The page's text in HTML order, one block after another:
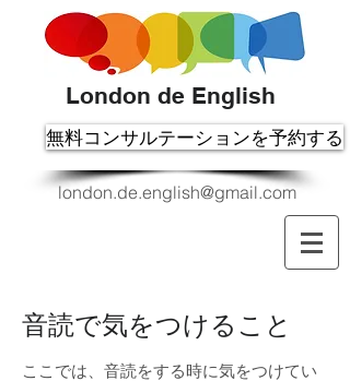
London de English
無料コンサルテーションを予約する
london.de.english@gmail.com
音読で気をつけること
ここでは、音読をする時に気をつけてい